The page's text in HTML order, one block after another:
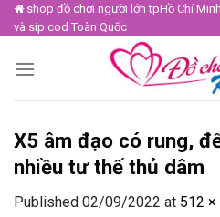
Skip
to
shop đồ chơi người lớn tpHồ Chí
và sip cod Toàn Quốc
X5 âm đạo có rung,
nhiều tư thế thủ dâm
Published 02/09/2022 at 512 ×